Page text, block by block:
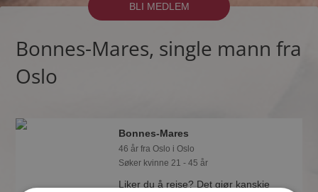
BLI MEDLEM
Bonnes-Mares, single mann fra
Oslo
Bonnes-Mares
46 år fra Oslo i Oslo
Søker kvinne 21 - 45 år
Liker du å reise? Det gjør kanskje